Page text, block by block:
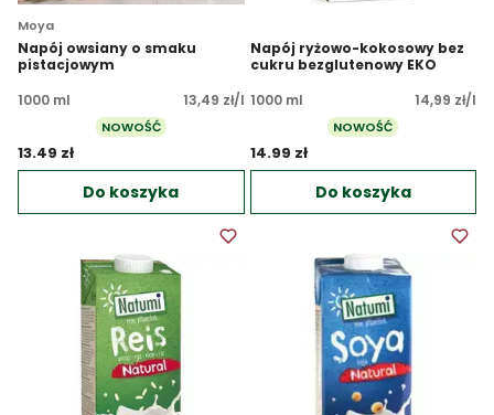
Moya
Napój owsiany o smaku
pistacjowym
1000 ml
13,49 zł/l
NOWOŚĆ
13.49 zł
Do koszyka
Napój ryżowo-kokosowy bez
cukru bezglutenowy EKO
1000 ml
14,99 zł/l
NOWOŚĆ
14.99 zł
Do koszyka